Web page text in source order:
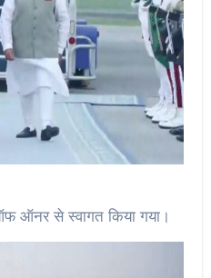
ऑफ ऑनर से स्वागत किया गया।